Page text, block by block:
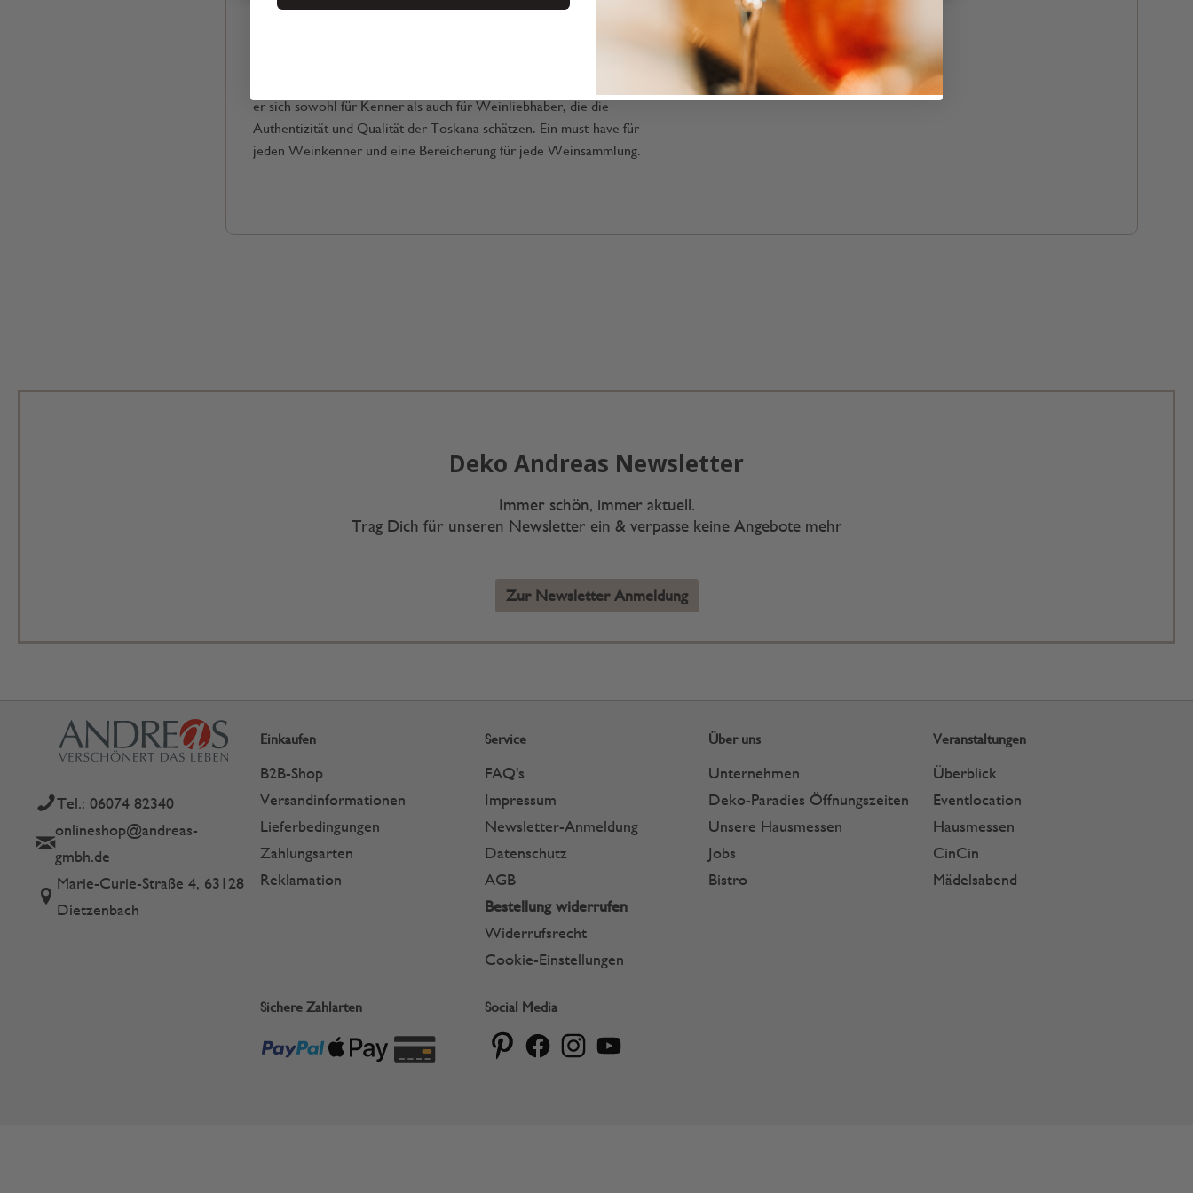
er sich sowohl für Kenner als auch für Weinliebhaber, die die
Authentizität und Qualität der Toskana schätzen. Ein must-have für
jeden Weinkenner und eine Bereicherung für jede Weinsammlung.
Deko Andreas Newsletter
Immer schön, immer aktuell.
Trag Dich für unseren Newsletter ein & verpasse keine Angebote mehr
Zur Newsletter Anmeldung
Tel.: 06074 82340
onlineshop@andreas-
gmbh.de
Marie-Curie-Straße 4, 63128
Dietzenbach
Einkaufen
B2B-Shop
Versandinformationen
Lieferbedingungen
Zahlungsarten
Reklamation
Service
FAQ's
Impressum
Newsletter-Anmeldung
Datenschutz
AGB
Bestellung widerrufen
Widerrufsrecht
Cookie-Einstellungen
Über uns
Unternehmen
Deko-Paradies Öffnungszeiten
Unsere Hausmessen
Jobs
Bistro
Veranstaltungen
Überblick
Eventlocation
Hausmessen
CinCin
Mädelsabend
Sichere Zahlarten Social Media